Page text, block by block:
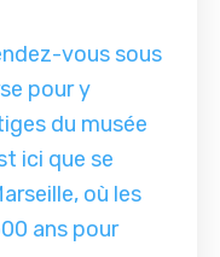
vous sous
pour y
du musée
ici que se
où les
ans pour